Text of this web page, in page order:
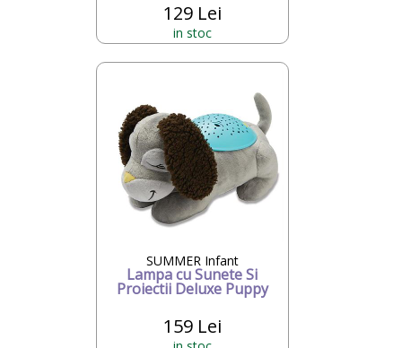
129 Lei
in stoc
SUMMER Infant
Lampa cu Sunete Si
Proiectii Deluxe Puppy
159 Lei